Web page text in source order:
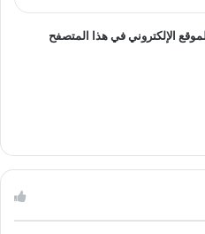
الإلكتروني في هذا المتصفح